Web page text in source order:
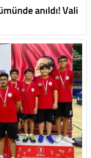
anıldı! Vali